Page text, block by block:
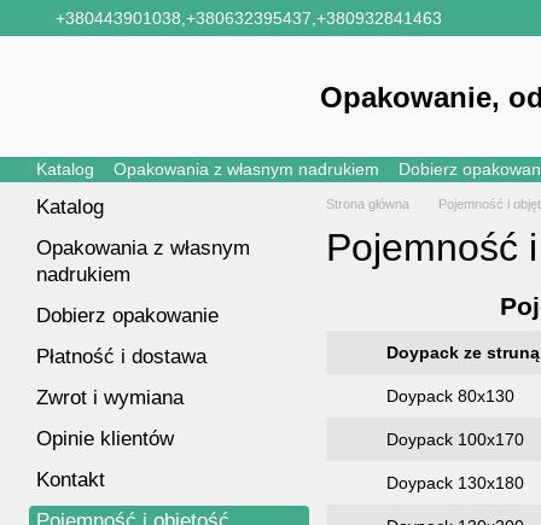
Przejdź do głównej treści
+380443901038, +380632395437, +380932841463
Opakowanie,
Katalog Opakowania z własnym nadrukiem Dobierz
Strona główna Pojemność i
Pojemność
Doypack ze struną
Doypack 80х130
Doypack 100х170
Doypack 130х180
Katalog
Opakowania z własnym
nadrukiem
Dobierz opakowanie
Płatność i dostawa
Zwrot i wymiana
Opinie klientów
Kontakt